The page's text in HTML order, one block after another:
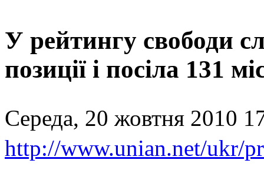
У рейтингу свободи
позиції і посіла 131
Середа, 20 жовтня 2010
http://www.unian.net/ukr/